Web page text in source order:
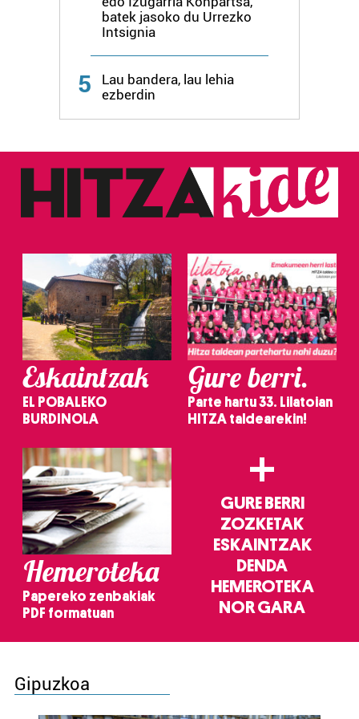
batek jasoko du Urrezko
Intsignia
5
Lau bandera, lau lehia
ezberdin
Eskaintzak
EL POBALEKO
BURDINOLA
Gure berri.
Parte hartu 33. Lilatoian
HITZA taldearekin!
Hemeroteka
Papereko zenbakiak
PDF formatuan
+
GURE BERRI
ZOZKETAK
ESKAINTZAK
DENDA
HEMEROTEKA
NOR GARA
Gipuzkoa